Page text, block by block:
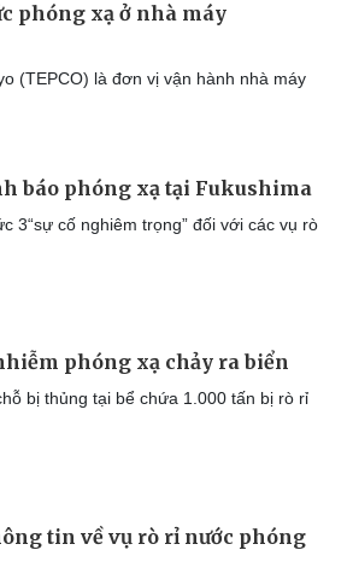
phóng xạ ở nhà máy
(TEPCO) là đơn vị vận hành nhà máy
báo phóng xạ tại Fukushima
3“sự cố nghiêm trọng” đối với các vụ rò
phóng xạ chảy ra biển
bị thủng tại bể chứa 1.000 tấn bị rò rỉ
tin về vụ rò rỉ nước phóng